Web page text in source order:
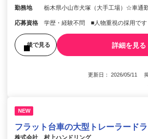
勤務地 栃木県小山市犬塚（大手工場）☆車通
応募資格 学歴・経験不問 ■⼈物重視の採⽤で
後で見る 詳細を見る
更新日： 2026/05/11
NEW
フラット台車の大型トレーラード